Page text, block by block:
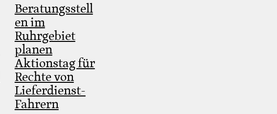
Beratungsstell
en im
Ruhrgebiet
planen
Aktionstag für
Rechte von
Lieferdienst-
Fahrern